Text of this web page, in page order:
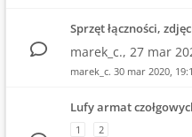
Sprzęt łączności,
marek_c., 27 mar
marek_c. 30 mar 2020,
Lufy armat
1
2